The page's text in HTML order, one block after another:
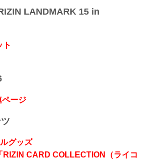
LANDMARK 15 in
ージ
グッズ
CARD COLLECTION（ライコ